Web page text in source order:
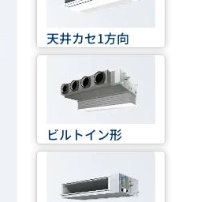
天井カセ1方向
ビルトイン形